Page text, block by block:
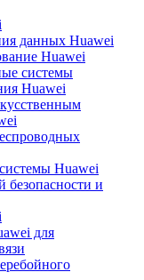
данных Huawei
Huawei
системы
Huawei
Huawei
безопасности и
для